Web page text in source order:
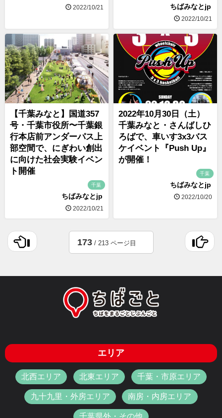
2022/10/21 ちばみなとjp
2022/10/21
【千葉みなと】国道357
号・千葉市役所〜千葉銀
行本店前アンダーパス上
部空間で、にぎわい創出
に向けた社会実験イベン
ト開催
千葉
ちばみなとjp
2022/10/21
2022年10月30日（土）
千葉みなと・さんばしひ
ろばで、車いす3x3バス
ケイベント『Push Up』
が開催！
千葉
ちばみなとjp
2022/10/20
173/ 213 ページ目
エリア
北西エリア 北東エリア 千葉・市原エリア
九十九里・外房エリア 南房・内房エリア